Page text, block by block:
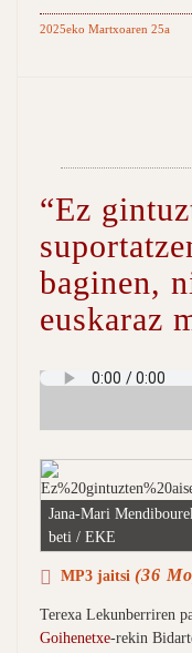
2025eko Martxoaren 25a
“Ez
baginen,
euskaraz
Jana-Mari
beti / EKE
MP3 jaitsi (36
Terexa Lekunberriren
Goihenetxe-rekin